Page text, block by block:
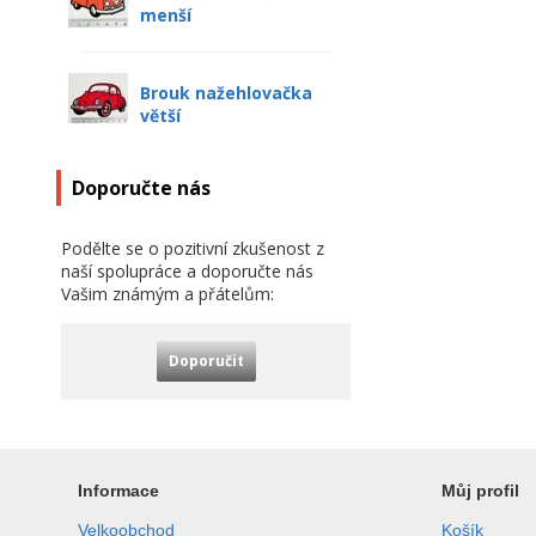
menší
Brouk nažehlovačka
větší
Doporučte nás
Podělte se o pozitivní zkušenost z
naší spolupráce a doporučte nás
Vašim známým a přátelům:
Doporučit
Informace
Velkoobchod
Můj profil
Košík